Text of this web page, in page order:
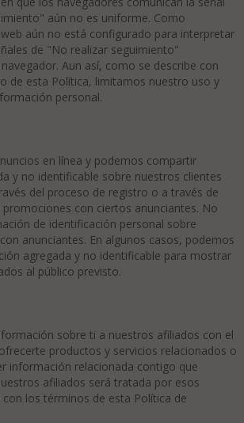
aún no es uniforme. Como
aún no está configurado para interpretar
de "No realizar seguimiento"
Aun así, como se describe con
de esta Política, limitamos nuestro uso y
personal.
en línea y podemos compartir
y no identificable sobre nuestros clientes
del proceso de registro o a través de
promociones con ciertos anunciantes. No
de identificación personal sobre
anunciantes. En algunos casos, podemos
agregada y no identificable para mostrar
al público previsto.
sobre ti a nuestros afiliados con el
productos y servicios relacionados o
información relacionada contigo que
afiliados será tratada por esos
los términos de esta Política de